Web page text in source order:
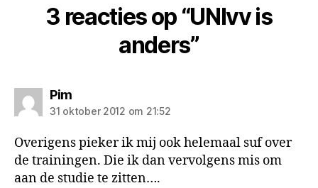
3 reacties op “UNIvv is
anders”
Pimzegt:
31 oktober 2012 om 21:52
Overigens pieker ik mij ook helemaal suf over
de trainingen. Die ik dan vervolgens mis om
aan de studie te zitten….